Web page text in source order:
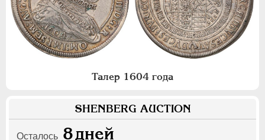
Талер 1604 года
SHENBERG AUCTION
Осталось 8дней